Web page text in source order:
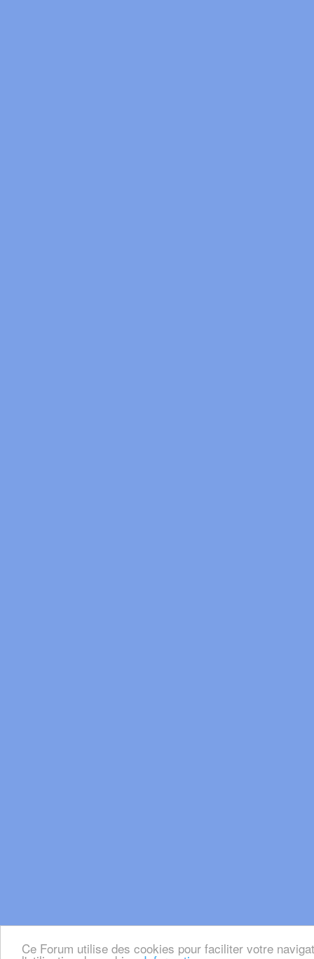
Ce Forum utilise des cookies pour faciliter votre